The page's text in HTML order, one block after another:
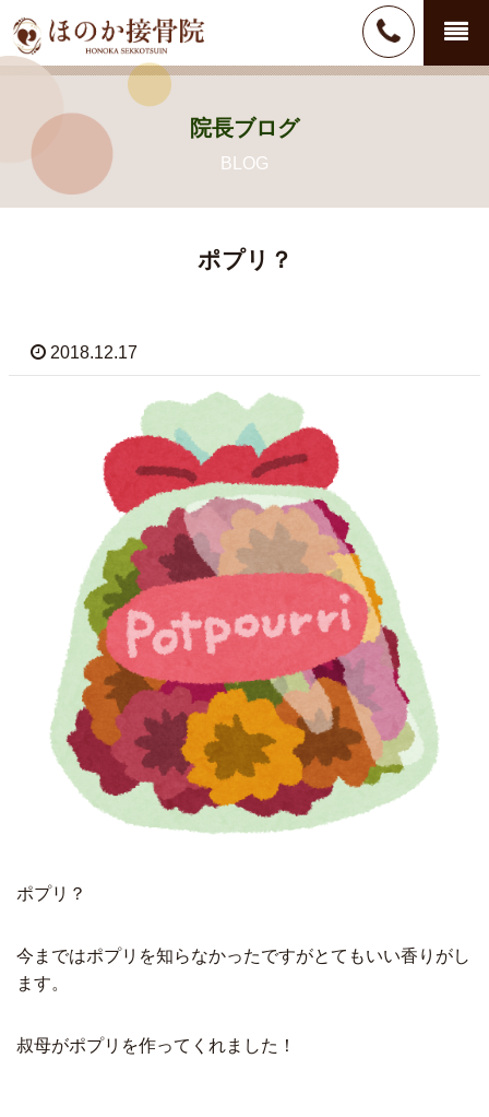
院長ブログ
ポプリ？
2018.12.17
ポプリ？
今まではポプリを知らなかったですがとてもいい香りがし
ます。
叔母がポプリを作ってくれました！